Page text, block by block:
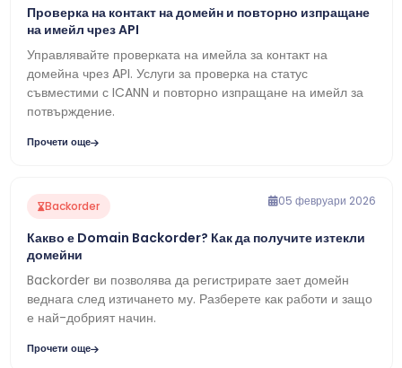
Проверка на контакт на домейн и повторно изпращане
на имейл чрез API
Управлявайте проверката на имейла за контакт на
домейна чрез API. Услуги за проверка на статус
съвместими с ICANN и повторно изпращане на имейл за
потвърждение.
Прочети още
Backorder 05 февруари 2026
Какво е Domain Backorder? Как да получите изтекли
домейни
Backorder ви позволява да регистрирате зает домейн
веднага след изтичането му. Разберете как работи и защо
е най-добрият начин.
Прочети още